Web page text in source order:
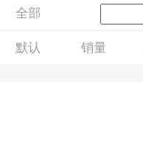
全部
默认 销量